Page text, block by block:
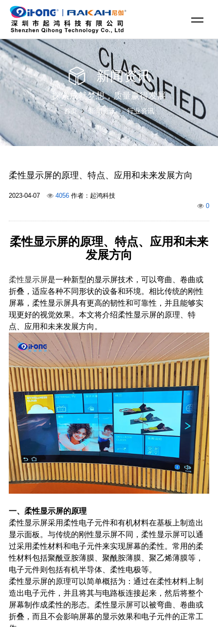
新闻资讯
探索成就梦想，质量赢得发展
首页 新闻资讯 行业资讯
柔性显示屏的原理、特点、应用和未来发展方向
2023-04-07 4056作者：起鸿科技
0
柔性显示屏的原理、特点、应用和未来
发展方向
柔性显示屏是一种新型的显示屏技术，可以弯曲、卷曲或
折叠，适应各种不同形状的设备和环境。相比传统的刚性
屏幕，柔性显示屏具有更高的韧性和可靠性，并且能够实
现更好的视觉效果。本文将介绍柔性显示屏的原理、特
点、应用和未来发展方向。
一、柔性显示屏的原理
柔性显示屏采用柔性电子元件和有机材料在基板上制造出
显示面板。与传统的刚性显示屏不同，柔性显示屏可以通
过采用柔性材料和电子元件来实现屏幕的柔性。常用的柔
性材料包括聚酰亚胺薄膜、聚酰胺薄膜、聚乙烯薄膜等，
电子元件则包括有机半导体、柔性电极等。
柔性显示屏的原理可以简单概括为：通过在柔性材料上制
造出电子元件，并且将其与电路板连接起来，然后将整个
屏幕制作成柔性的形态。柔性显示屏可以被弯曲、卷曲或
折叠，而且不会影响屏幕的显示效果和电子元件的正常工